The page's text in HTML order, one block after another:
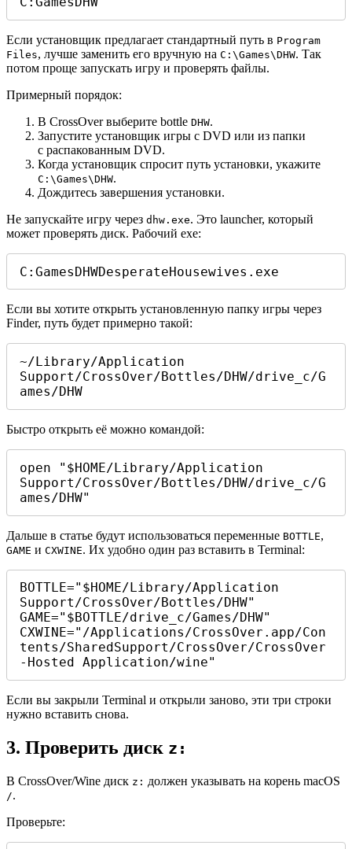
Если установщик предлагает стандартный путь в Program
Files, лучше заменить его вручную на C:\Games\DHW. Так
потом проще запускать игру и проверять файлы.
Примерный порядок:
В CrossOver выберите bottle DHW.
Запустите установщик игры с DVD или из папки
с распакованным DVD.
Когда установщик спросит путь установки, укажите
C:\Games\DHW.
Дождитесь завершения установки.
Не запускайте игру через dhw.exe. Это launcher, который
может проверять диск. Рабочий exe:
C:GamesDHWDesperateHousewives.exe
Если вы хотите открыть установленную папку игры через
Finder, путь будет примерно такой:
~/Library/Application
Support/CrossOver/Bottles/DHW/drive_c/G
ames/DHW
Быстро открыть её можно командой:
open "$HOME/Library/Application
Support/CrossOver/Bottles/DHW/drive_c/G
ames/DHW"
Дальше в статье будут использоваться переменные BOTTLE,
GAME и CXWINE. Их удобно один раз вставить в Terminal:
BOTTLE="$HOME/Library/Application
Support/CrossOver/Bottles/DHW"
GAME="$BOTTLE/drive_c/Games/DHW"
CXWINE="/Applications/CrossOver.app/Con
tents/SharedSupport/CrossOver/CrossOver
-Hosted Application/wine"
Если вы закрыли Terminal и открыли заново, эти три строки
нужно вставить снова.
3. Проверить диск z:
В CrossOver/Wine диск z: должен указывать на корень macOS
/.
Проверьте: